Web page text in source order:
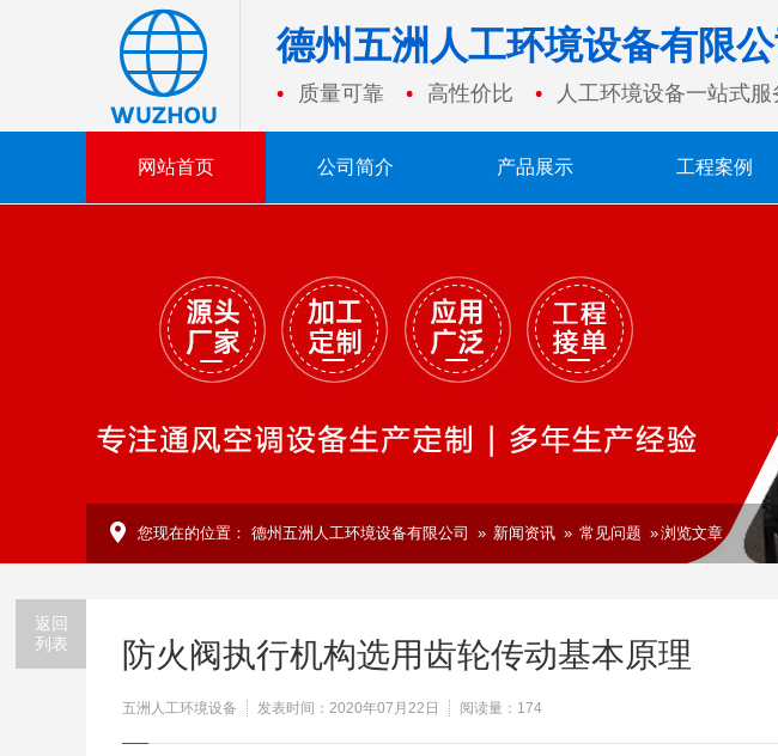
德州五洲人工环境设备有限公
质量可靠 高性价比 人工环境设备一站式服
网站首页 公司简介 产品展示 工程案例
您现在的位置： 德州五洲人工环境设备有限公司 » 新闻资讯 » 常见问题 » 浏览文章
返回
列表
防火阀执行机构选用齿轮传动基本原理
五洲人工环境设备 发表时间：2020年07月22日 阅读量： 174